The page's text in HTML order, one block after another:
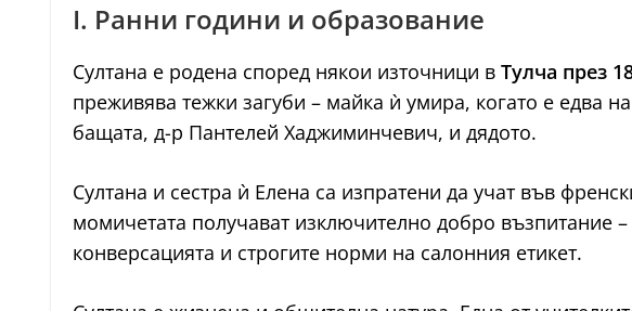
I. Ранни години и образование
Султана е родена според някои източници в Тулча през
преживява тежки загуби – майка ѝ умира, когато е едва
бащата, д-р Пантелей Хаджиминчевич, и дядото.
Султана и сестра ѝ Елена са изпратени да учат във
момичетата получават изключително добро възпитание
конверсацията и строгите норми на салонния етикет.